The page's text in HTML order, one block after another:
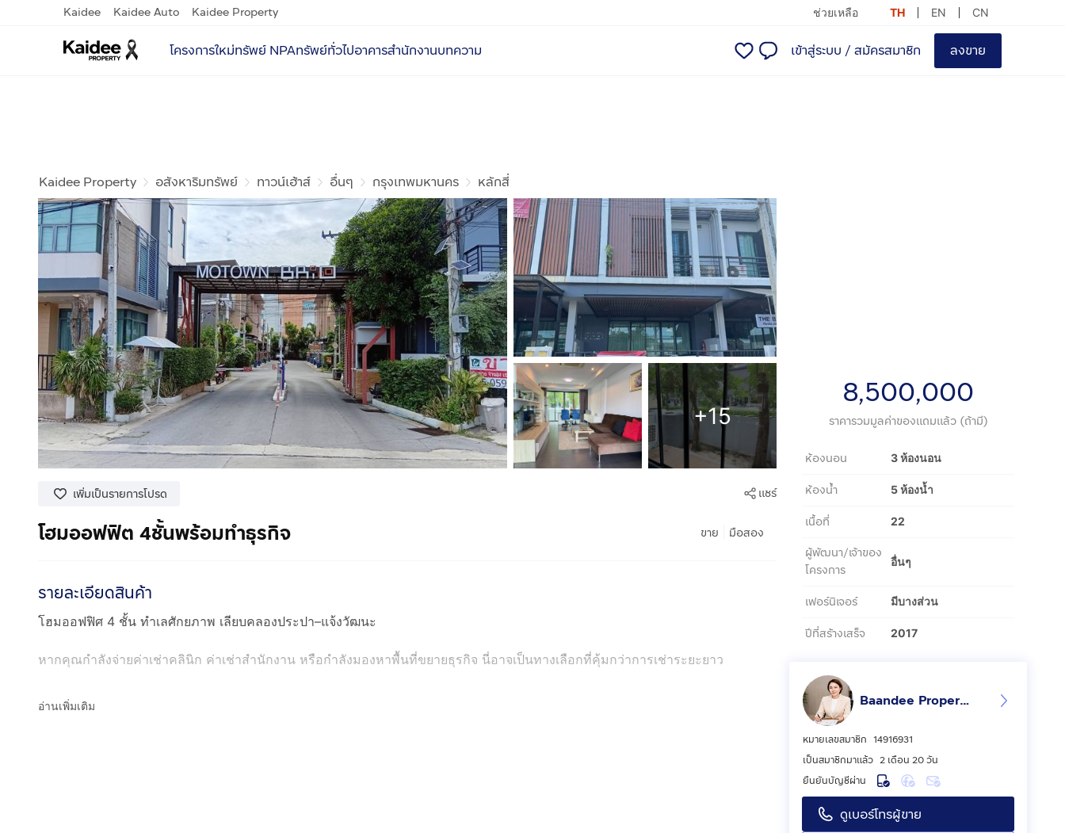
Kaidee Kaidee Auto Kaidee Property ช่วยเหลือ TH EN CN
โครงการใหม่ทรัพย์ NPAทรัพย์ทั่วไปอาคารสำนักงานบทความ เข้าสู่ระบบ / สมัครสมาชิก ลงขาย
Kaidee Property อสังหาริมทรัพย์ ทาวน์เฮ้าส์ อื่นๆ กรุงเทพมหานคร หลักสี่
+15
เพิ่มเป็นรายการโปรด แชร์
ขาย มือสอง
โฮมออฟฟิต 4ชั้นพร้อมทำธุรกิจ
รายละเอียดสินค้า
โฮมออฟฟิศ 4 ชั้น ทำเลศักยภาพ เลียบคลองประปา–แจ้งวัฒนะ
หากคุณกำลังจ่ายค่าเช่าคลินิก ค่าเช่าสำนักงาน หรือกำลังมองหาพื้นที่ขยายธุรกิจ นี่อาจเป็นทางเลือกที่คุ้มกว่าการเช่าระยะยาว
📍 MOTOWN BRIO เลียบคลองประปา–แจ้งวัฒนะ
อ่านเพิ่มเติม
8,500,000
ราคารวมมูลค่าของแถมแล้ว (ถ้ามี)
ห้องนอน 3 ห้องนอน
ห้องน้ำ 5 ห้องน้ำ
เนื้อที่ 22
ผู้พัฒนา/เจ้าของ
โครงการ
อื่นๆ
เฟอร์นิเจอร์ มีบางส่วน
ปีที่สร้างเสร็จ 2017
Baandee Property
หมายเลขสมาชิก 14916931
เป็นสมาชิกมาแล้ว 2 เดือน 20 วัน
ยืนยันบัญชีผ่าน
ดูเบอร์โทรผู้ขาย